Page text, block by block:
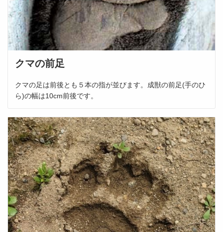
クマの前足
クマの足は前後とも５本の指が並びます。成獣の前足(手のひ
ら)の幅は10cm前後です。